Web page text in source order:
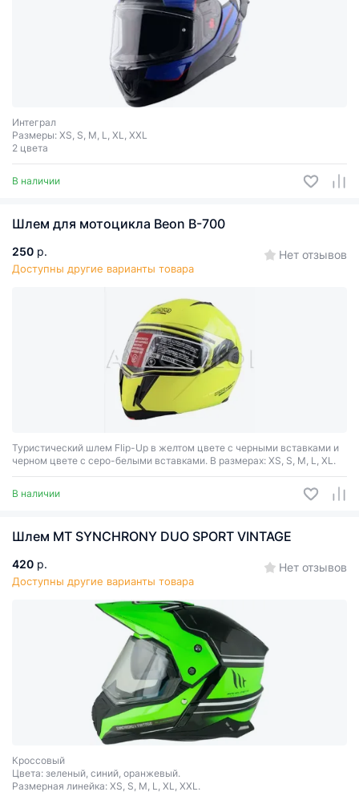
Интеграл
Размеры: XS, S, M, L, XL, XXL
2 цвета
В наличии
Шлем для мотоцикла Beon B-700
250 р.
Доступны другие варианты товара
Нет отзывов
Туристический шлем Flip-Up в желтом цвете с черными вставками и
черном цвете с серо-белыми вставками. В размерах: XS, S, M, L, XL.
В наличии
Шлем MT SYNCHRONY DUO SPORT VINTAGE
420 р.
Доступны другие варианты товара
Нет отзывов
Кроссовый
Цвета: зеленый, синий, оранжевый.
Размерная линейка: XS, S, M, L, XL, XXL.